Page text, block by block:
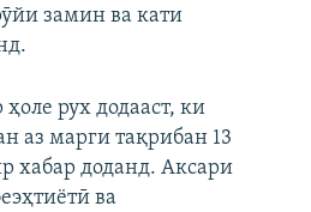
замин ва кати
рух додааст, ки
аз марги тақрибан 13
хабар доданд. Аксари
ва